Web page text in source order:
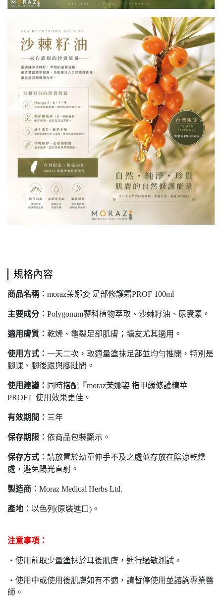
規格內容
商品名稱： moraz茉娜姿 足部修護霜PROF 100ml
主要成分： Polygonum蓼科植物萃取、沙棘籽油、尿囊素。
適用膚質： 乾燥、龜裂足部肌膚；糖友尤其適用。
使用方式： 一天二次，取適量塗抹足部並均勻推開，特別是
腳踝、腳後跟與腳趾間。
使用建議： 同時搭配『moraz茉娜姿 指甲緣修護精華
PROF』使用效果更佳。
有效期間： 三年
保存期限： 依商品包裝顯示。
保存方式： 請放置於幼童伸手不及之處並存放在陰涼乾燥
處，避免陽光直射。
製造商： Moraz Medical Herbs Ltd.
產地： 以色列(原裝進口)。
注意事項：
‧ 使用前取少量塗抹於耳後肌膚，進行過敏測試。
‧ 使用中或使用後肌膚如有不適，請暫停使用並諮詢專業醫
師。